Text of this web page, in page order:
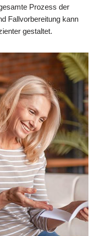
Prozess der
Fallvorbereitung kann
gestaltet.